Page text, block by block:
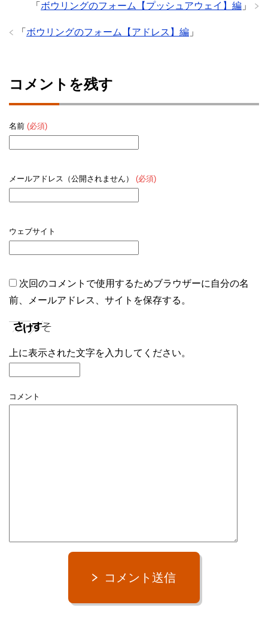
「 ボウリングのフォーム【プッシュアウェイ】編 」
「 ボウリングのフォーム【アドレス】編 」
コメントを残す
名前 (必須)
メールアドレス（公開されません） (必須)
ウェブサイト
次回のコメントで使用するためブラウザーに自分の名
前、メールアドレス、サイトを保存する。
上に表示された文字を入力してください。
コメント
コメント送信